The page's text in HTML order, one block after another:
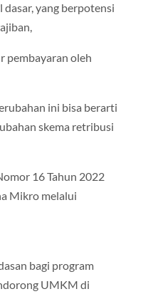
yang berpotensi
pembayaran oleh
ini bisa berarti
skema retribusi
16 Tahun 2022
Mikro melalui
bagi program
UMKM di